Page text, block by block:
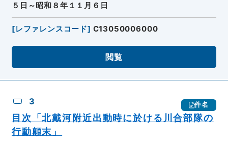
５日～昭和８年１１月６日
[レファレンスコード] C13050006000
閲覧
3 件名
目次「北戴河附近出動時に於ける川合部隊の
行動顛末」